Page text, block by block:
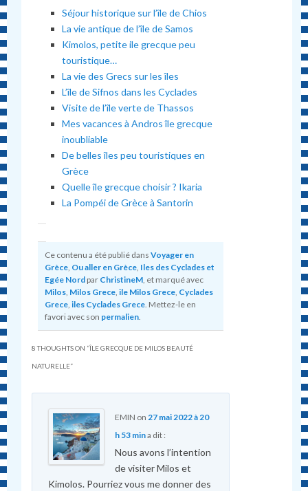
Séjour historique sur l’île de Chios
La vie antique de l’île de Samos
Kimolos, petite ile grecque peu
touristique…
La vie des Grecs sur les îles
L’île de Sifnos dans les Cyclades
Visite de l’île verte de Thassos
Mes vacances à Andros île grecque
inoubliable
De belles îles peu touristiques en
Grèce
Quelle île grecque choisir ? Ikaria
La Pompéi de Grèce à Santorin
Ce contenu a été publié dansVoyager en
Grèce Ou aller en Grèce Iles des Cyclades et
Egée Nord par ChristineM , et marqué avec
Milos Milos Grece ,ile Milos Grece Cyclades
Grece ,iles Cyclades Grece . Mettez-le en
favori avec son permalien
8 THOUGHTS ON “ÎLE GRECQUE DE MILOS BEAUTÉ
NATURELLE”
EMIN on 27 mai 2022 à 20
h 53 mina dit :
Nous avons l’intention
de visiter Milos et
Kimolos. Pourriez vous me donner des